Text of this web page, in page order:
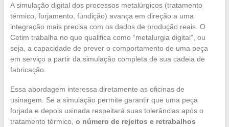
A simulação digital dos processos metalúrgicos (tratamento
térmico, forjamento, fundição) avança em direção a uma
integração mais precisa com os dados de produção reais. O
Cetim trabalha no que qualifica como “metalurgia digital”, ou
seja, a capacidade de prever o comportamento de uma peça
em serviço a partir da simulação completa de sua cadeia de
fabricação.
Essa abordagem interessa diretamente as oficinas de
usinagem. Se a simulação permite garantir que uma peça
forjada e depois usinada respeitará suas tolerâncias após o
tratamento térmico, o número de rejeitos e retrabalhos